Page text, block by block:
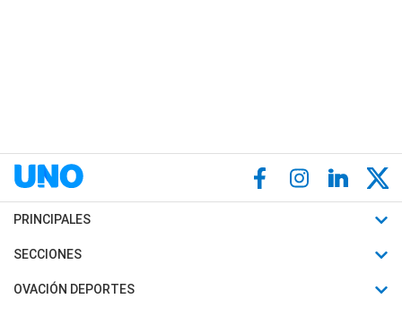
PRINCIPALES
Últimas Noticias
Política
SECCIONES
Horóscopo
OVACIÓN DEPORTES